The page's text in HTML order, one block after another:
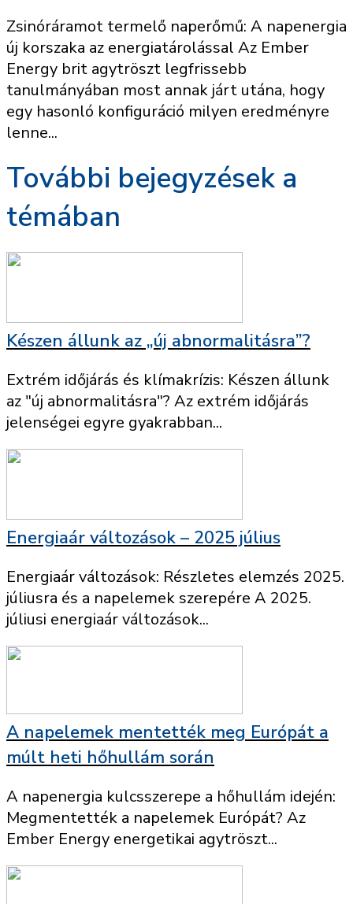
Zsinóráramot termelő naperőmű: A napenergia
új korszaka az energiatárolással Az Ember
Energy brit agytröszt legfrissebb
tanulmányában most annak járt utána, hogy
egy hasonló konfiguráció milyen eredményre
lenne...
További bejegyzések a
témában
Készen állunk az „új abnormalitásra”?
Extrém időjárás és klímakrízis: Készen állunk
az "új abnormalitásra"? Az extrém időjárás
jelenségei egyre gyakrabban...
Energiaár változások – 2025 július
Energiaár változások: Részletes elemzés 2025.
júliusra és a napelemek szerepére A 2025.
júliusi energiaár változások...
A napelemek mentették meg Európát a
múlt heti hőhullám során
A napenergia kulcsszerepe a hőhullám idején:
Megmentették a napelemek Európát? Az
Ember Energy energetikai agytröszt...